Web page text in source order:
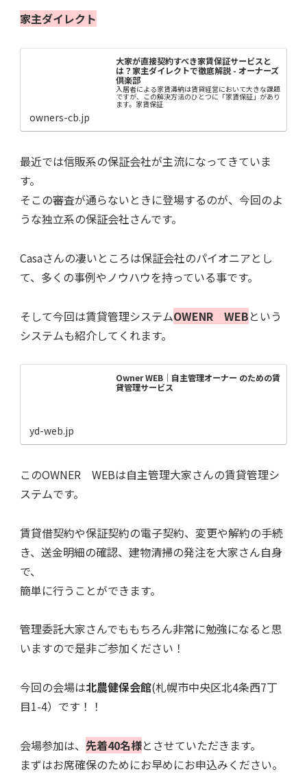
家主ダイレクト
大家が直接契約すべき家賃保証サービスと
は？家主ダイレクトで徹底解説 - オーナーズ
倶楽部
入居者による家賃滞納は賃貸経営において大きな課題
ですが、この解決方法のひとつに「家賃保証」があり
ます。家賃保証
owners-cb.jp
最近では信販系の保証会社が主流になってきていま
す。
そこの審査が通らないときに登場するのが、今回のよ
うな独立系の保証会社さんです。
Casaさんの凄いところは保証会社のパイオニアとし
て、多くの事例やノウハウを持っている事です。
そして今回は賃貸管理システムOWENR WEBという
システムも紹介してくれます。
Owner WEB｜自主管理オーナー のための賃
貸管理サービス
yd-web.jp
このOWNER WEBは自主管理大家さんの賃貸管理シ
ステムです。
賃貸借契約や保証契約の電子契約、変更や解約の手続
き、送金明細の確認、建物清掃の発注を大家さん自身
で、
簡単に行うことができます。
管理委託大家さんでももちろん非常に勉強になると思
いますので是非ご参加ください！
今回の会場は北農健保会館(札幌市中央区北4条西7丁
目1-4）です！！
会場参加は、 先着40名様とさせていただきます。
まずはお席確保のためにお早めにお申込みください。